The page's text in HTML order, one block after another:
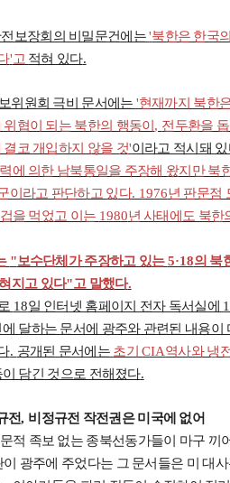
보장회의 비밀문건에는'북한은 한국
'고 적혀 있다.
위원회 극비 문서에는 '현재까지 북한
협이 되는 북한의 행동이 , 전두환을
코 개입하지 않을 것'이라고 적시돼
에 의한 남북통일을 주장해 왔지만 북
이라고 판단하고 있다. 1976년 판문점
을 먹었고 이는 1980년 사태에도 북한
"보수단체가 주장하고 있는5·18의 북
지고 있다"고 말했다.
18일 인터넷 홈페이지 전자 독서실에
에 달하는 문서에 광주와 관련된 내용
. 공개된 문서에는 초기CIA역사와 냉
이 담긴 것으로 전해졌다.
전, 비정규전 작전권은 미국에 없어
적 족보 없는 종북선동가들이 마구 끼
이 광주에 주었다는 그 문서들은 미 대